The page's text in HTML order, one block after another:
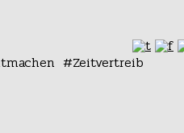
Zeitvertreib